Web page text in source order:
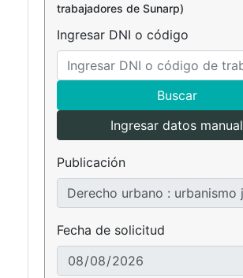
trabajadores de Sunarp)
Ingresar DNI o código
Buscar
Ingresar datos manual
Publicación
Fecha de solicitud